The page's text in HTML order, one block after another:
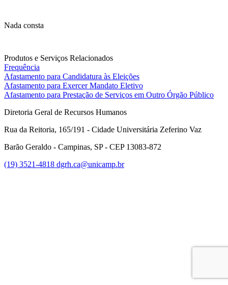
Nada consta
Produtos e Serviços Relacionados
Frequência
Afastamento para Candidatura às Eleições
Afastamento para Exercer Mandato Eletivo
Afastamento para Prestação de Serviços em Outro Órgão Público
Diretoria Geral de Recursos Humanos
Rua da Reitoria, 165/191 - Cidade Universitária Zeferino Vaz
Barão Geraldo - Campinas, SP - CEP 13083-872
(19) 3521-4818 dgrh.ca@unicamp.br